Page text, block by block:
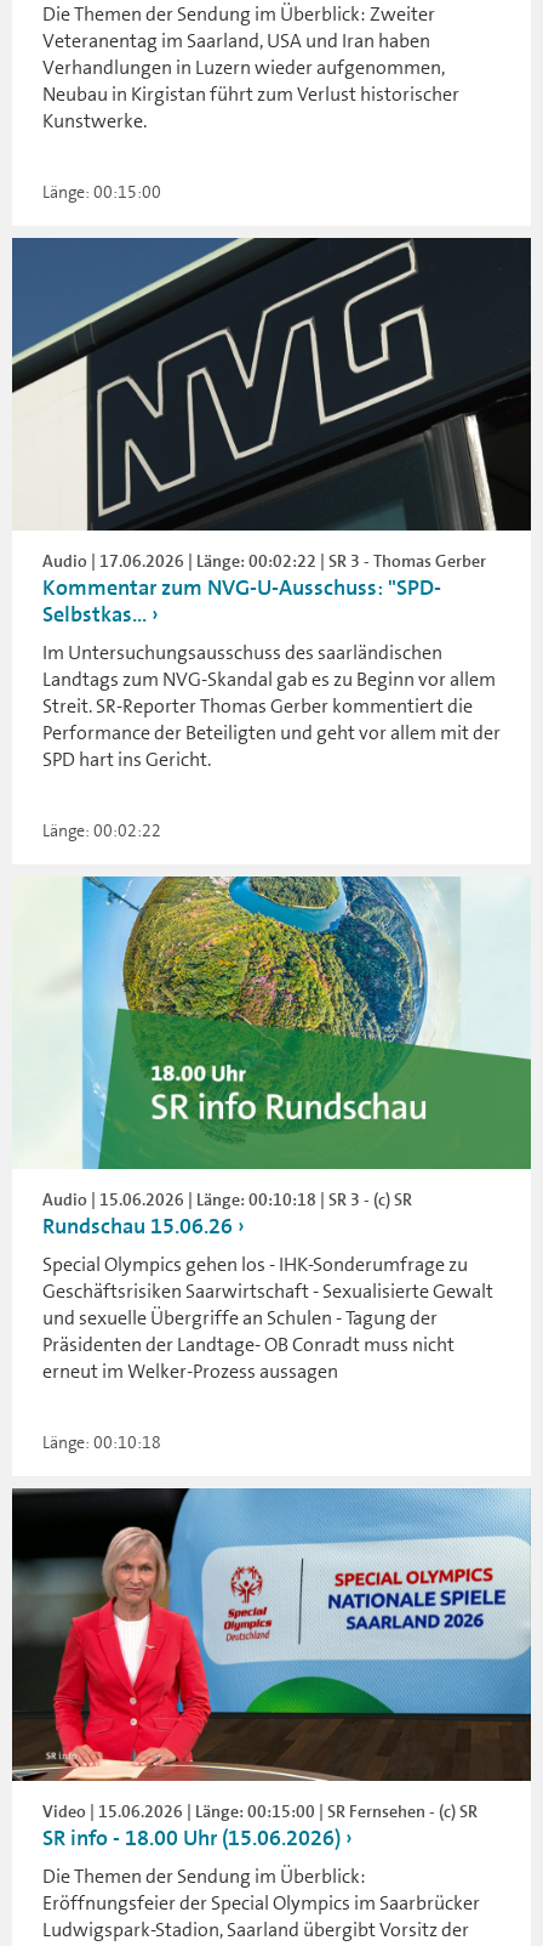
Die Themen der Sendung im Überblick: Zweiter
Veteranentag im Saarland, USA und Iran haben
Verhandlungen in Luzern wieder aufgenommen,
Neubau in Kirgistan führt zum Verlust historischer
Kunstwerke.
Länge: 00:15:00
Audio | 17.06.2026 | Länge: 00:02:22 | SR 3 - Thomas Gerber
Kommentar zum NVG-U-Ausschuss: "SPD-
Selbstkas...
Im Untersuchungsausschuss des saarländischen
Landtags zum NVG-Skandal gab es zu Beginn vor allem
Streit. SR-Reporter Thomas Gerber kommentiert die
Performance der Beteiligten und geht vor allem mit der
SPD hart ins Gericht.
Länge: 00:02:22
Audio | 15.06.2026 | Länge: 00:10:18 | SR 3 - (c) SR
Rundschau 15.06.26
Special Olympics gehen los - IHK-Sonderumfrage zu
Geschäftsrisiken Saarwirtschaft - Sexualisierte Gewalt
und sexuelle Übergriffe an Schulen - Tagung der
Präsidenten der Landtage- OB Conradt muss nicht
erneut im Welker-Prozess aussagen
Länge: 00:10:18
Video | 15.06.2026 | Länge: 00:15:00 | SR Fernsehen - (c) SR
SR info - 18.00 Uhr (15.06.2026)
Die Themen der Sendung im Überblick:
Eröffnungsfeier der Special Olympics im Saarbrücker
Ludwigspark-Stadion, Saarland übergibt Vorsitz der